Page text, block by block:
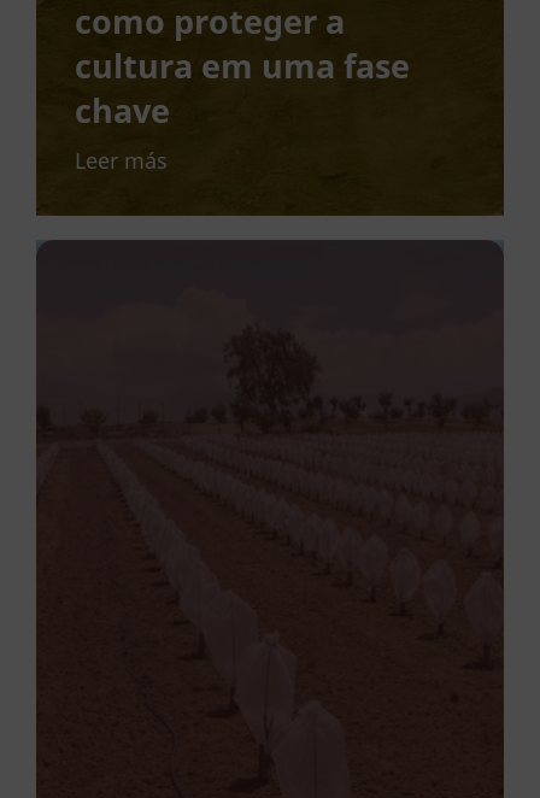
como proteger a
cultura em uma fase
chave
Leer más